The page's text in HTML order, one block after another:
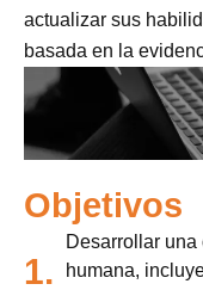
actualizar sus
basada en la
Objetivos
1.
Desarrollar
humana,